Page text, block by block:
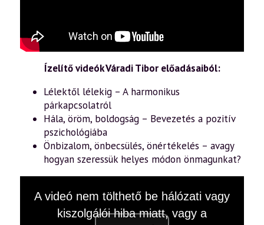
Ízelítő videók Váradi Tibor előadásaiból:
Lélektől lélekig – A harmonikus
párkapcsolatról
Hála, öröm, boldogság – Bevezetés a pozitív
pszichológiába
Önbizalom, önbecsülés, önértékelés – avagy
hogyan szeressük helyes módon önmagunkat?
A videó nem tölthető be hálózati vagy
kiszolgálói hiba miatt, vagy a